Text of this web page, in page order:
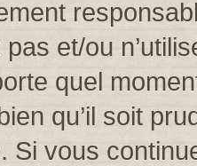
pas et/ou
quel
qu’il soit
Si vous